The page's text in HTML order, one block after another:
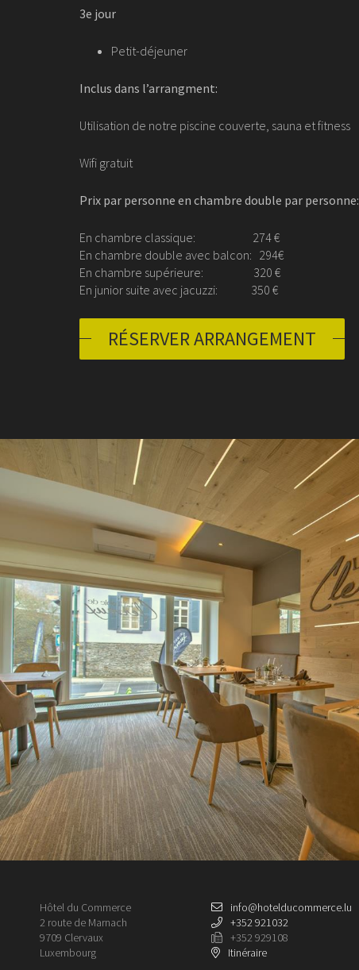
3e jour
Petit-déjeuner
Inclus dans l’arrangment:
Utilisation de notre piscine couverte, sauna et fitness
Wifi gratuit
Prix par personne en chambre double par personne:
En chambre classique: 274 €
En chambre double avec balcon: 294€
En chambre supérieure: 320 €
En junior suite avec jacuzzi: 350 €
RÉSERVER ARRANGEMENT
Hôtel du Commerce
2 route de Marnach
9709 Clervaux
Luxembourg
info@hotelducommerce.lu
+352 921032
+352 929108
Itinéraire